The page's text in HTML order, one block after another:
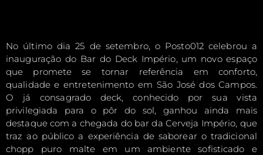
No último dia 25 de setembro, o Posto012 celebrou a
inauguração do Bar do Deck Império, um novo espaço
que promete se tornar referência em conforto,
qualidade e entretenimento em São José dos Campos.
O já consagrado deck, conhecido por sua vista
privilegiada para o pôr do sol, ganhou ainda mais
destaque com a chegada do bar da Cerveja Império, que
traz ao público a experiência de saborear o tradicional
chopp puro malte em um ambiente sofisticado e